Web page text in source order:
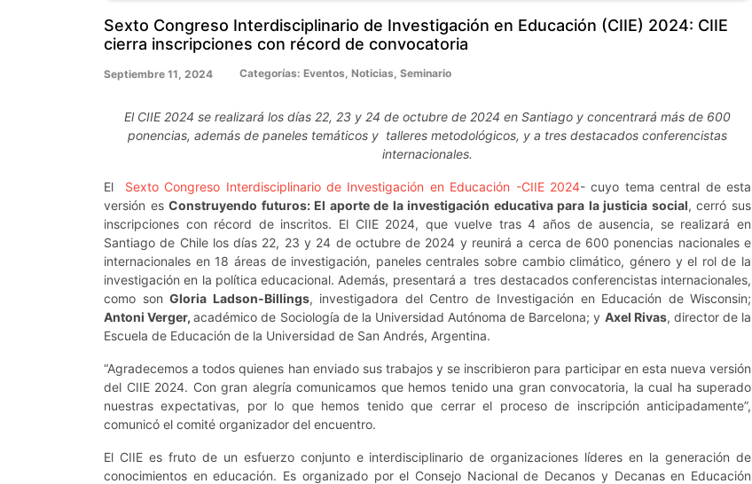
Sexto Congreso Interdisciplinario de Investigación en Educación (CIIE) 2024: CIIE
cierra inscripciones con récord de convocatoria
Septiembre 11, 2024 Categorías: Eventos, Noticias, Seminario
El CIIE 2024 se realizará los días 22, 23 y 24 de octubre de 2024 en Santiago y concentrará más de 600
ponencias, además de paneles temáticos y talleres metodológicos, y a tres destacados conferencistas
internacionales.
El Sexto Congreso Interdisciplinario de Investigación en Educación -CIIE 2024- cuyo tema central de esta
versión esConstruyendo futuros: El aporte de la investigación educativa para la justicia social, cerró sus
inscripciones con récord de inscritos. El CIIE 2024, que vuelve tras 4 años de ausencia, se realizará en
Santiago de Chile los días 22, 23 y 24 de octubre de 2024 y reunirá a cerca de 600 ponencias nacionales e
internacionales en 18 áreas de investigación, paneles centrales sobre cambio climático, género y el rol de la
investigación en la política educacional. Además, presentará a tres destacados conferencistas internacionales,
como son Gloria Ladson-Billings, investigadora del Centro de Investigación en Educación de Wisconsin;
Antoni Verger,académico de Sociología de la Universidad Autónoma de Barcelona; y Axel Rivas, director de la
Escuela de Educación de la Universidad de San Andrés, Argentina.
“Agradecemos a todos quienes han enviado sus trabajos y se inscribieron para participar en esta nueva versión
del CIIE 2024. Con gran alegría comunicamos que hemos tenido una gran convocatoria, la cual ha superado
nuestras expectativas, por lo que hemos tenido que cerrar el proceso de inscripción anticipadamente”,
comunicó el comité organizador del encuentro.
El CIIE es fruto de un esfuerzo conjunto e interdisciplinario de organizaciones líderes en la generación de
conocimientos en educación. Es organizado por el Consejo Nacional de Decanos y Decanas en Educación